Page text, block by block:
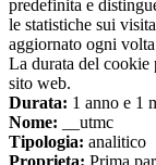
predefinita e
le statistiche sui
aggiornato ogni
La durata del cookie
sito web.
Durata: 1 anno e 1
Nome: __utmc
Tipologia: analitico